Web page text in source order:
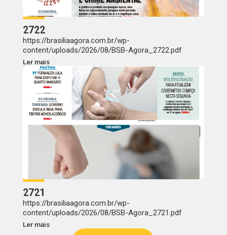
2722
https://brasiliaagora.com.br/wp-
content/uploads/2026/08/BSB-Agora_2722.pdf
Ler mais
2721
https://brasiliaagora.com.br/wp-
content/uploads/2026/08/BSB-Agora_2721.pdf
Ler mais